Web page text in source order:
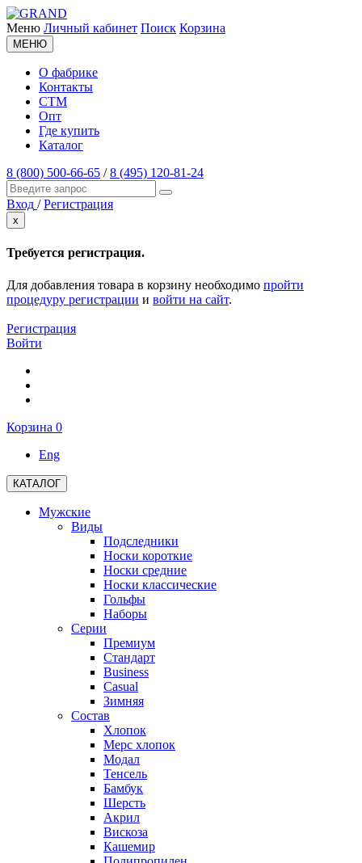
Меню Личный кабинет Поиск Корзина
МЕНЮ
О фабрике
Контакты
СТМ
Опт
Где купить
Каталог
8 (800) 500-66-65 /8 (495) 120-81-24
Вход / Регистрация
x
Требуется регистрация.
Для добавления товара в корзину необходимо пройти
процедуру регистрации и войти на сайт.
Регистрация
Войти
Корзина 0
Eng
КАТАЛОГ
Мужские
Виды
Подследники
Носки короткие
Носки средние
Носки классические
Гольфы
Наборы
Серии
Премиум
Стандарт
Business
Casual
Зимняя
Состав
Хлопок
Мерс хлопок
Модал
Тенсель
Бамбук
Шерсть
Акрил
Вискоза
Кашемир